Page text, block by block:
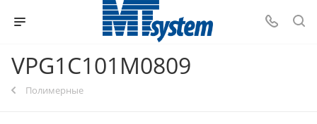
VPG1C101M0809
Полимерные